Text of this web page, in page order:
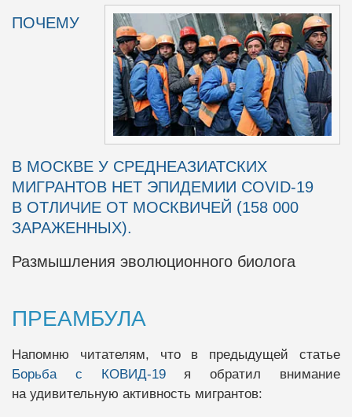
ПОЧЕМУ
В МОСКВЕ У СРЕДНЕАЗИАТСКИХ
МИГРАНТОВ НЕТ ЭПИДЕМИИ COVID-19
В ОТЛИЧИЕ ОТ МОСКВИЧЕЙ (158 000
ЗАРАЖЕННЫХ).
Размышления эволюционного биолога
ПРЕАМБУЛА
Напомню читателям, что в предыдущей статье
Борьба с
КОВИД-19я обратил внимание
на удивительную активность мигрантов: